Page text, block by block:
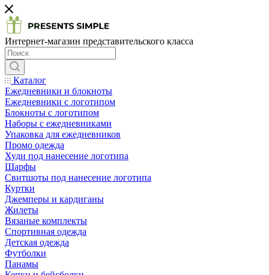
Интернет-магазин представительского класса
Каталог
Ежедневники и блокноты
Ежедневники с логотипом
Блокноты с логотипом
Наборы с ежедневниками
Упаковка для ежедневников
Промо одежда
Худи под нанесение логотипа
Шарфы
Свитшоты под нанесение логотипа
Куртки
Джемперы и кардиганы
Жилеты
Вязаные комплекты
Спортивная одежда
Детская одежда
Футболки
Панамы